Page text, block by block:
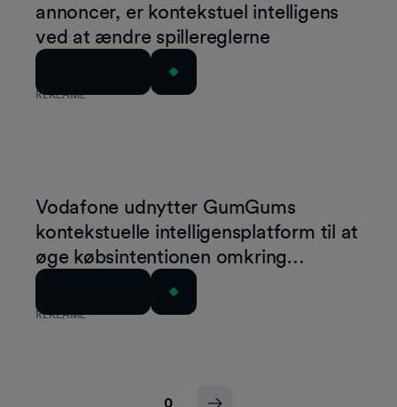
REKLAME
annoncer, er kontekstuel intelligens
ved at ændre spillereglerne
REKLAME
Vodafone udnytter GumGums
kontekstuelle intelligensplatform til at
øge købsintentionen omkring
Samsung Galaxy Z Flip3
0